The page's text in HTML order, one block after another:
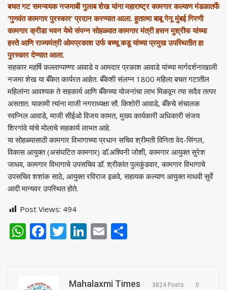
बचत गट समन्वयक नजमाबी गुलाब शेख यांना महाराष्ट्र कामगार कल्याण मंडळातर्फे
‘गुणवंत कामगार पुरस्कार‘ प्रदान करण्यात आला. हुतात्मा बाबू गेनू मुंबई गिरणी
कामगार क्रीडा भवन येथे संपन्न सोहळ्यात कामगार मंत्री हसन मुश्रीफ यांच्या
हस्ते आणि राज्यमंत्री ओमप्रकाश उर्फ बच्चू कडू यांच्या प्रमुख उपस्थितीत हा
पुरस्कार देण्यात आला.
सहकार महर्षि कल्लाप्पाण्णा आवाडे व आमदार प्रकाश आवाडे यांच्या मार्गदर्शनाखाली
नजमा शेख या बँकेत कार्यरत आहेत. बँकेशी संलग्न 1800 महिला बचत गटातील
महिलांना आवश्यक ते सहकार्य आणि बँकेच्या योजनांचा लाभ मिळवून त्या सदैव तत्पर
असतात. याकामी त्यांना माजी नगराध्यक्षा सौ. किशोरी आवाडे, बँकेचे संचालक
स्वप्निल आवाडे, माजी सीईओ विजय कामत, मुख्य कार्यकारी अधिकारी संजय
शिरगांवे यांचे मोलाचे सहकार्य लाभत आहे.
या सोहळ्यासाठी कामगार विभागाच्या प्रधान सचिव श्रीमती विनिता वेद-सिंगल,
विकास आयुक्त (असंघटित कामगार) डॉ.अश्‍विनी जोशी, कामगार आयुक्त सुरेश
जाधव, कामगार विभागाचे उपसचिव डॉ. श्रीकांत पुलकुंडवार, कामगार विभागाचे
उपसचिव शशांक साठे, आयुक्त रविराज इळवे, सहायक कल्याण आयुक्त माधवी सुर्वे
आदी मान्यवर उपस्थित होते.
Post Views: 494
WhatsApp
Facebook
Twitter
LinkedIn
Email
Mahalaxmi Times 3824 Posts 0